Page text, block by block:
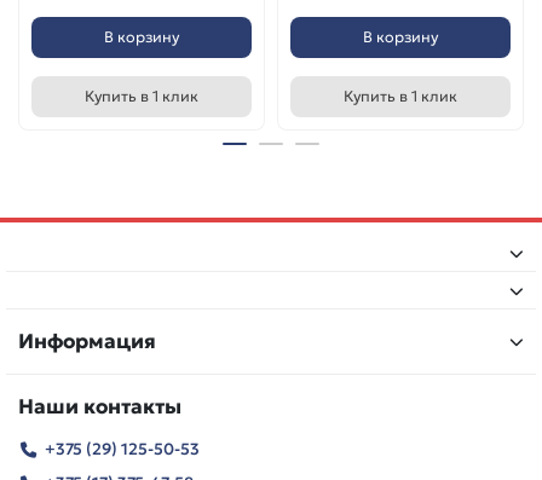
В корзину
Купить в 1 клик
В корзину
Купить в 1 клик
Информация
Наши контакты
+375 (29) 125-50-53